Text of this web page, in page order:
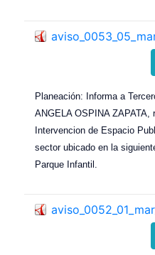
Planeación: Informa a
ANGELA OSPINA ZAPATA,
Intervencion de Espacio
sector ubicado en la
Parque Infantil.